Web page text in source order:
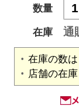
数量
在庫
通
在庫の数
店舗の在